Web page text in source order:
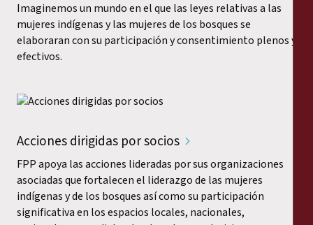
Imaginemos un mundo en el que las leyes relativas a las
mujeres indígenas y las mujeres de los bosques se
elaboraran con su participación y consentimiento plenos y
efectivos.
Acciones dirigidas por socios
FPP apoya las acciones lideradas por sus organizaciones
asociadas que fortalecen el liderazgo de las mujeres
indígenas y de los bosques así como su participación
significativa en los espacios locales, nacionales,